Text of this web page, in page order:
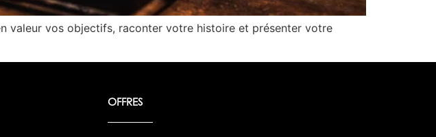
valeur vos objectifs, raconter votre histoire et présenter votre
OFFRES